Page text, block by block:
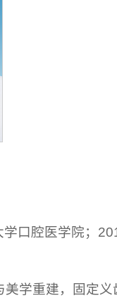
口腔医学院；
学重建，固定义